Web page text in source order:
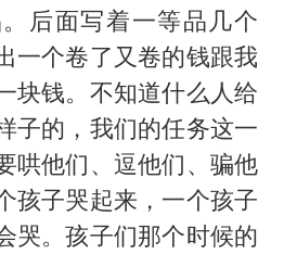
后面写着一等品几个
一个卷了又卷的钱跟我
块钱。不知道什么人给
子的，我们的任务这一
哄他们、逗他们、骗他
孩子哭起来，一个孩子
哭。孩子们那个时候的